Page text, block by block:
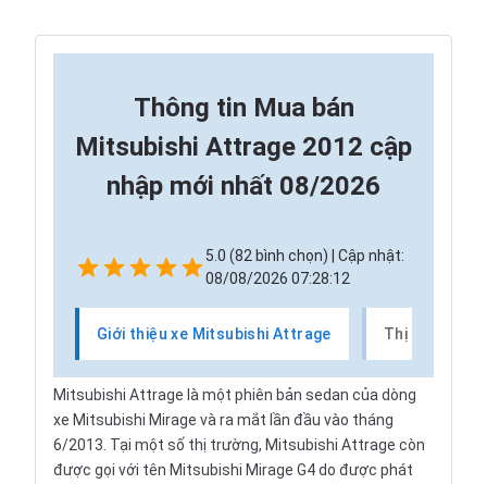
Thông tin Mua bán
Mitsubishi Attrage 2012 cập
nhập mới nhất 08/2026
5.0 (82 bình chọn) | Cập nhật:
08/08/2026 07:28:12
Giới thiệu xe Mitsubishi Attrage Thị trường
Mitsubishi Attrage là một phiên bản sedan của dòng
xe Mitsubishi Mirage và ra mắt lần đầu vào tháng
6/2013. Tại một số thị trường, Mitsubishi Attrage còn
được gọi với tên Mitsubishi Mirage G4 do được phát